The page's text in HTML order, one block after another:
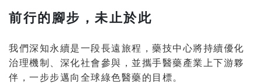
前行的腳步，未止於此
我們深知永續是一段長遠旅程，藥技中心將持續優化
治理機制、深化社會參與，並攜手醫藥產業上下游夥
伴，一步步邁向全球綠色醫藥的目標。